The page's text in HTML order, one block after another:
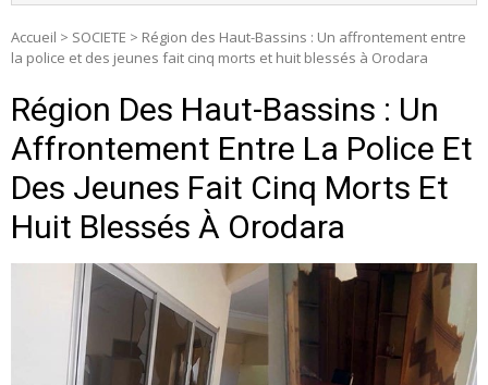
Accueil > SOCIETE > Région des Haut-Bassins : Un affrontement entre
la police et des jeunes fait cinq morts et huit blessés à Orodara
Région Des Haut-Bassins : Un
Affrontement Entre La Police Et
Des Jeunes Fait Cinq Morts Et
Huit Blessés À Orodara